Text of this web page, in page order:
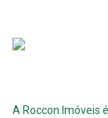
A Roccon Imóveis